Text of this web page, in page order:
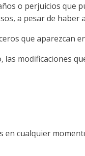
o perjuicios
a pesar de haber
que aparezcan
modificaciones
cualquier